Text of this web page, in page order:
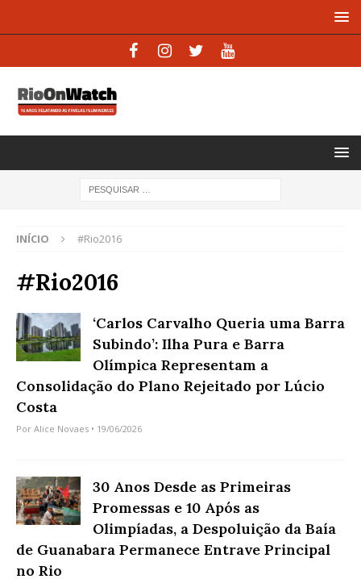
INÍCIO #Rio2016
#Rio2016
‘Carlos Carvalho Queria uma Barra
Subindo’: Ilha Pura e Barra
Olímpica Representam a
Consolidação do Plano Rejeitado por Lúcio
Costa
Por Alice Novaes • 19/06/2026
30 Anos Desde as Primeiras
Promessas e 10 Após as
Olimpíadas, a Despoluição da Baía
de Guanabara Permanece Entrave Principal
no Rio